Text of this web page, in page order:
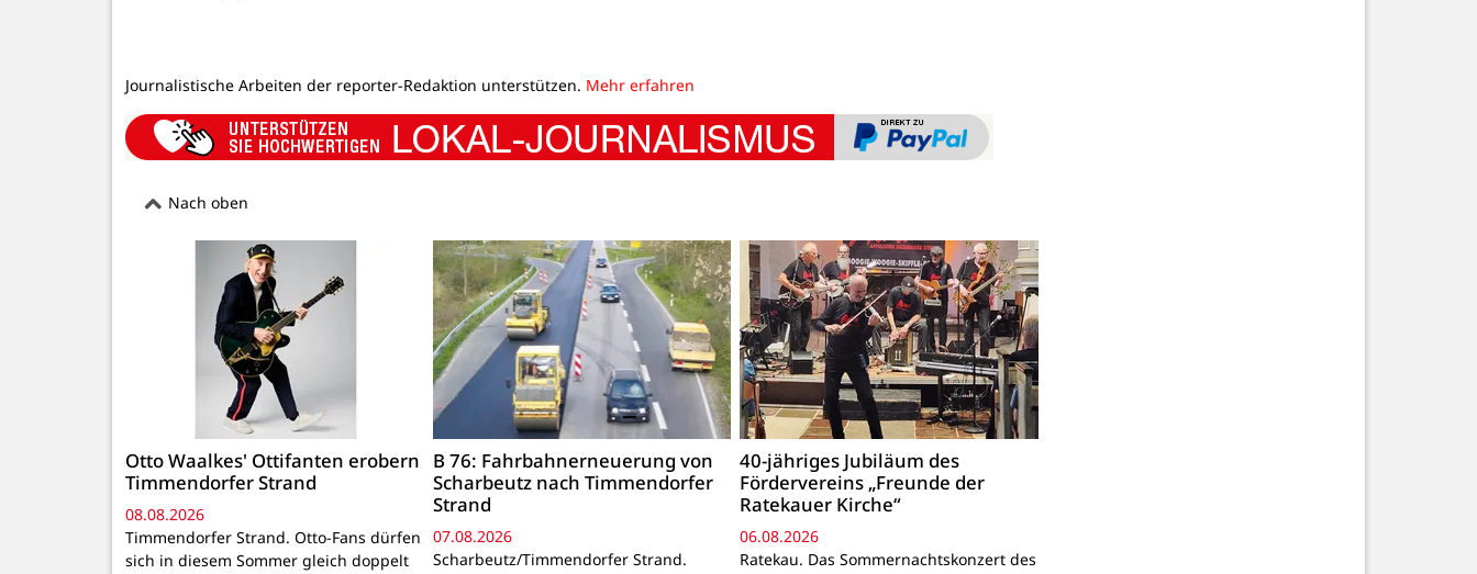
Journalistische Arbeiten der reporter-Redaktion unterstützen. Mehr erfahren
Nach oben
Otto Waalkes' Ottifanten erobern
Timmendorfer Strand
08.08.2026
Timmendorfer Strand. Otto-Fans dürfen
sich in diesem Sommer gleich doppelt
B 76: Fahrbahnerneuerung von
Scharbeutz nach Timmendorfer
Strand
07.08.2026
Scharbeutz/Timmendorfer Strand.
40-jähriges Jubiläum des
Fördervereins „Freunde der
Ratekauer Kirche“
06.08.2026
Ratekau. Das Sommernachtskonzert des